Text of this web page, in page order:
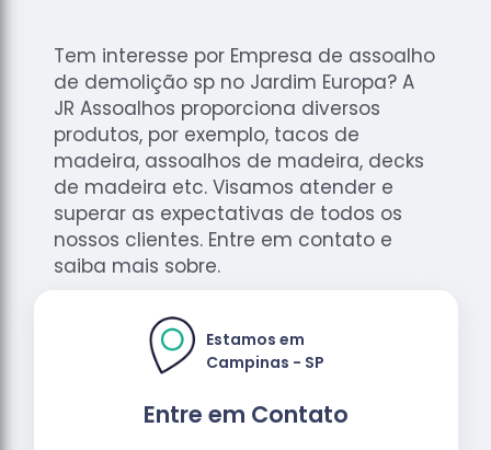
Tem interesse por Empresa de assoalho
de demolição sp no Jardim Europa? A
JR Assoalhos proporciona diversos
produtos, por exemplo, tacos de
madeira, assoalhos de madeira, decks
de madeira etc. Visamos atender e
superar as expectativas de todos os
nossos clientes. Entre em contato e
saiba mais sobre.
Entre em Contato
Estamos em
Campinas - SP